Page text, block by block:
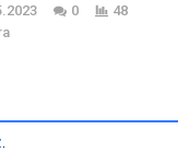
kılmak için büyük
“Sıfır Atık Yaşamı”
ve atık üretimini azaltma
0
48